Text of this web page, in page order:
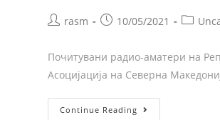
rasm 10/05/2021
Почитувани радио-аматери на
Асоцијација на Северна
Continue Reading